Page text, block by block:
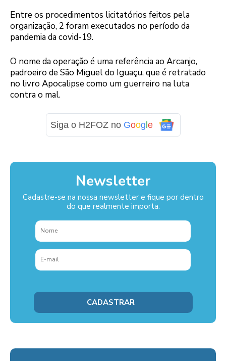
Entre os procedimentos licitatórios feitos pela
organização, 2 foram executados no período da
pandemia da covid-19.
O nome da operação é uma referência ao Arcanjo,
padroeiro de São Miguel do Iguaçu, que é retratado
no livro Apocalipse como um guerreiro na luta
contra o mal.
Siga o H2FOZ no Goog e
Newsletter
Cadastre-se na nossa newsletter e fique por dentro
do que realmente importa.